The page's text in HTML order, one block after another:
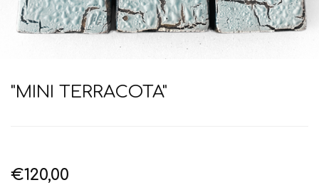
"MINI TERRACOTA"
€120,00